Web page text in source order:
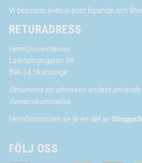
Vi besvarar även e-post löpande och
RETURADRESS
HemGrossisten.se
Linköpingsgatan 38
596 34 Skänninge
Observera att adressen endast
överenskommelse.
HemGrossisten.se är en del av
FÖLJ OSS